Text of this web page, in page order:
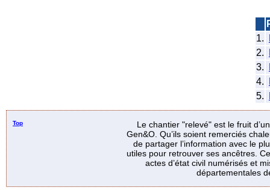
1.
2.
3.
4.
5.
Top
Le chantier "relevé" est le fruit
Gen&O. Qu’ils soient remerciés
de partager l’information avec le
utiles pour retrouver ses ancêtres.
actes d’état civil numérisés et
départementales